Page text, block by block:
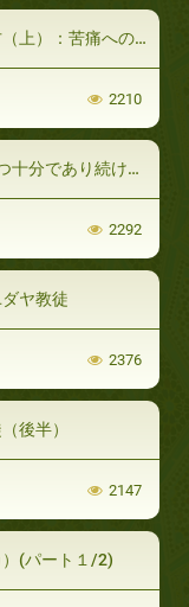
）：苦痛への忍耐
2210
であり続ける導き
2292
ヤ教徒
2376
後半）
2147
(パート１/2)